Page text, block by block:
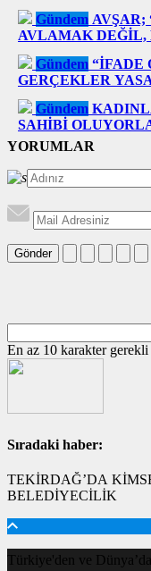
Gündem AVŞAR;
AVLAMAK
Gündem “İFADE
GERÇEKLER
Gündem
SAHİBİ
YORUMLAR
Gönder
En az 10 karakter gerekli
Sıradaki haber:
TEKİRDAĞ’DA
BELEDİYECİLİK
Türkiye'den ve